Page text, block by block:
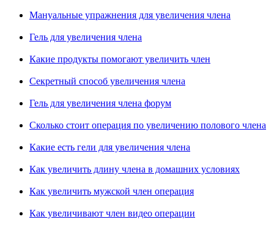
Мануальные упражнения для увеличения члена
Гель для увеличения члена
Какие продукты помогают увеличить член
Секретный способ увеличения члена
Гель для увеличения члена форум
Сколько стоит операция по увеличению полового члена
Какие есть гели для увеличения члена
Как увеличить длину члена в домашних условиях
Как увеличить мужской член операция
Как увеличивают член видео операции